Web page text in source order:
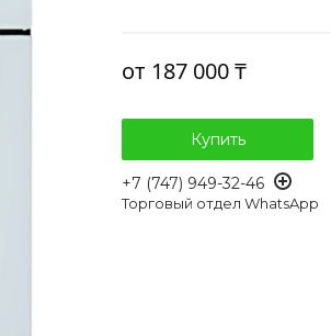
от 187 000 ₸
Купить
+7 (747) 949-32-46
Торговый отдел WhatsApp